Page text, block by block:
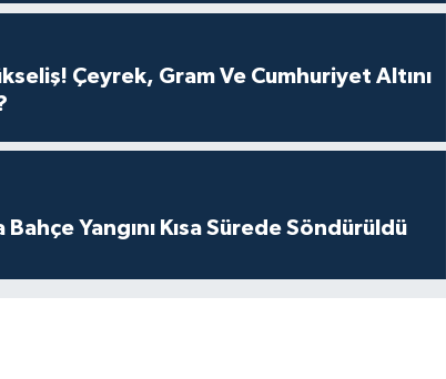
Çeyrek, Gram Ve Cumhuriyet Altını
Bahçe Yangını Kısa Sürede Söndürüldü